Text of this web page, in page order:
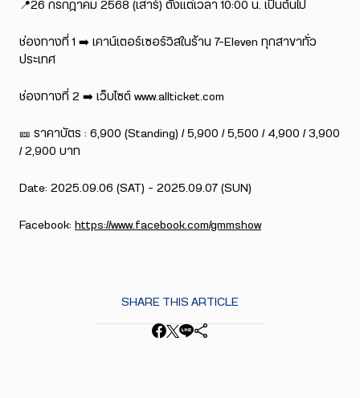
📍26 กรกฎาคม 2568 (เสาร์) ตั้งแต่เวลา 10:00 น. เป็นต้นไป
ช่องทางที่ 1 ➡️ เคาน์เตอร์เซอร์วิสในร้าน 7-Eleven ทุกสาขาทั่ว
ประเทศ
ช่องทางที่ 2 ➡️ เว็บไซต์ www.allticket.com
🎫 ราคาบัตร : 6,900 (Standing) / 5,900 / 5,500 / 4,900 / 3,900
/ 2,900 บาท
Date: 2025.09.06 (SAT) – 2025.09.07 (SUN)
Facebook: https://www.facebook.com/gmmshow
SHARE THIS ARTICLE